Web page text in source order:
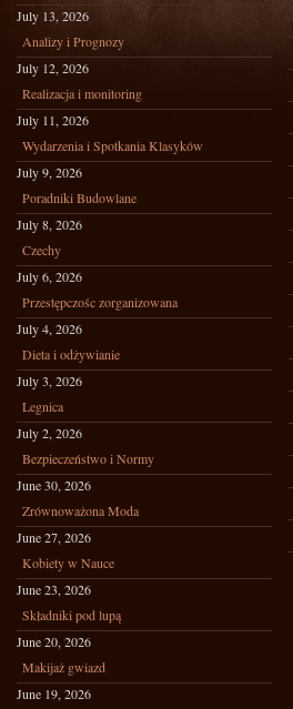
July 13, 2026
Analizy i Prognozy
July 12, 2026
Realizacja i monitoring
July 11, 2026
Wydarzenia i Spotkania Klasyków
July 9, 2026
Poradniki Budowlane
July 8, 2026
Czechy
July 6, 2026
Przestępczośc zorganizowana
July 4, 2026
Dieta i odżywianie
July 3, 2026
Legnica
July 2, 2026
Bezpieczeństwo i Normy
June 30, 2026
Zrównoważona Moda
June 27, 2026
Kobiety w Nauce
June 23, 2026
Składniki pod lupą
June 20, 2026
Makijaż gwiazd
June 19, 2026